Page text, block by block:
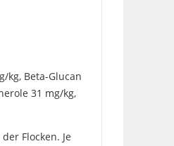
kg, Beta-Glucan
31 mg/kg,
Flocken. Je